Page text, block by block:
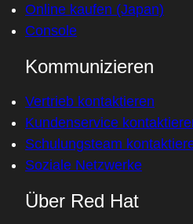
Online kaufen (Japan)
Console
Kommunizieren
Vertrieb kontaktieren
Kundenservice
Schulungsteam
Soziale Netzwerke
Über Red Hat